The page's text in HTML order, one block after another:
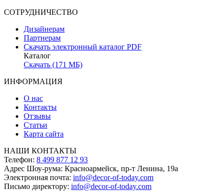
СОТРУДНИЧЕСТВО
Дизайнерам
Партнерам
Скачать электронный каталог PDF
Каталог
Скачать (171 МБ)
ИНФОРМАЦИЯ
О нас
Контакты
Отзывы
Статьи
Карта сайта
НАШИ КОНТАКТЫ
Телефон: 8 499 877 12 93
Адрес Шоу-рума: Красноармейск, пр-т Ленина, 19а
Электронная почта: info@decor-of-today.com
Письмо директору: info@decor-of-today.com